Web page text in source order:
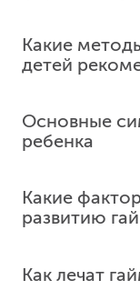
Какие
детей
Основные
ребенка
давление за
Какие
развитию
Как лечат